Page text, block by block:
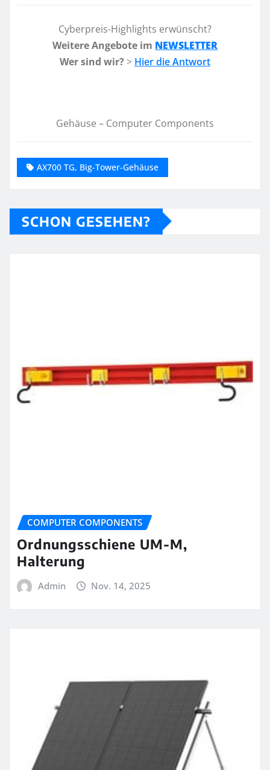
Cyberpreis-Highlights erwünscht?
Weitere Angebote im NEWSLETTER
Wer sind wir? > Hier die Antwort
Gehäuse – Computer Components
AX700 TG, Big-Tower-Gehäuse
SCHON GESEHEN?
COMPUTER COMPONENTS
Ordnungsschiene UM-M,
Halterung
Admin Nov. 14, 2025